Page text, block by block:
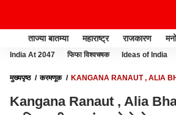
ताज्या बातम्या महाराष्ट्र राजकारण
India At 2047 फिफा विश्वचषक Ideas of India
मुख्यपृष्ठ करमणूक
KANGANA RANAUT , ALIA
Kangana Ranaut , Alia